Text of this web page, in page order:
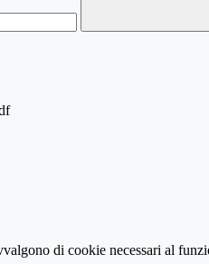
di cookie necessari al